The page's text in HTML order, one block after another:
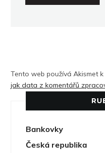
Tento web používá Akismet
jak data z komentářů
Bankovky
Česká republika